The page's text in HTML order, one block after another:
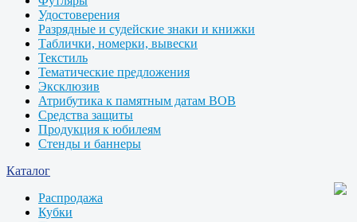
Удостоверения
Разрядные и судейские знаки и книжки
Таблички, номерки, вывески
Текстиль
Тематические предложения
Эксклюзив
Атрибутика к памятным датам ВОВ
Средства защиты
Продукция к юбилеям
Стенды и баннеры
Каталог
Распродажа
Кубки